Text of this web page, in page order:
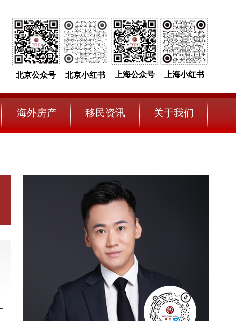
北京公众号 北京小红书 上海公众号 上海小红书
海外房产 移民资讯 关于我们